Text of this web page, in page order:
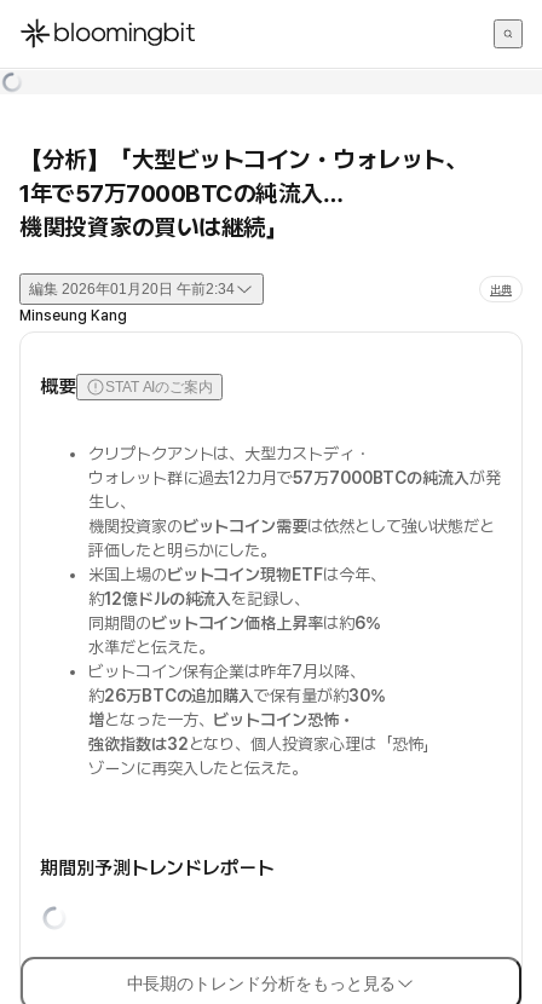
한국어
【分析】「大型ビットコイン・ウォレット、
1年で57万7000BTCの純流入…
機関投資家の買いは継続」
編集 2026年01月20日 午前2:34 出典
Minseung Kang
概要 STAT AIのご案内
クリプトクアントは、大型カストディ・
ウォレット群に過去12カ月で57万7000BTCの純流入が発
生し、
機関投資家のビットコイン需要は依然として強い状態だと
評価したと明らかにした。
米国上場のビットコイン現物ETFは今年、
約12億ドルの純流入を記録し、
同期間のビットコイン価格上昇率は約6%
水準だと伝えた。
ビットコイン保有企業は昨年7月以降、
約26万BTCの追加購入で保有量が約30%
増となった一方、 ビットコイン恐怖・
強欲指数は32となり、個人投資家心理は「恐怖」
ゾーンに再突入したと伝えた。
期間別予測トレンドレポート
中長期のトレンド分析をもっと見る